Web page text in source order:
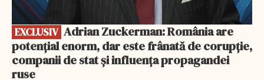
EXCLUSIV
potențial enorm, dar este frânată de corupție,
companii de stat și influența propagandei
ruse